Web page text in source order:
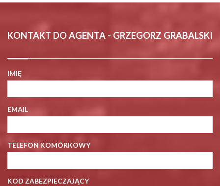
KONTAKT DO AGENTA - GRZEGORZ GRABALSKI
IMIĘ
EMAIL
TELEFON KOMÓRKOWY
KOD ZABEZPIECZAJĄCY